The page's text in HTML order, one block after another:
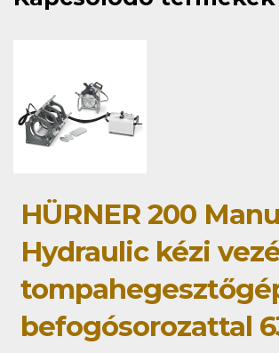
HÜRNER 200
Hydraulic kézi
befogósorozattal